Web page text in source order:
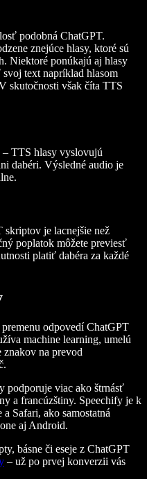
podobná ChatGPT.
znejúce hlasy, ktoré sú
Niektoré ponúkajú aj hlasy
text napríklad hlasom
skutočnosti však číta TTS
TTS hlasy vyslovujú
dabéri. Výsledné audio je
skriptov je lacnejšie než
poplatok môžete previesť
platiť dabéra za každé
odpovedí ChatGPT
machine learning, umelú
znakov na prevod
podporuje viac ako štrnásť
a francúzštiny. Speechify je k
Safari, ako samostatná
aj Android.
básne či eseje z ChatGPT
– už po prvej konverzii vás